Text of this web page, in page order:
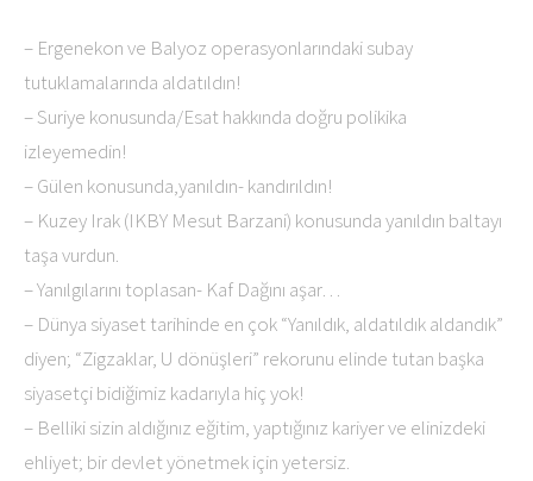
– Ergenekon ve Balyoz operasyonlarındaki subay
tutuklamalarında aldatıldın!
– Suriye konusunda/Esat hakkında doğru polikika
izleyemedin!
– Gülen konusunda,yanıldın- kandırıldın!
– Kuzey Irak (IKBY Mesut Barzani) konusunda yanıldın baltayı
taşa vurdun.
– Yanılgılarını toplasan- Kaf Dağını aşar…
– Dünya siyaset tarihinde en çok “Yanıldık, aldatıldık aldandık”
diyen; “Zigzaklar, U dönüşleri” rekorunu elinde tutan başka
siyasetçi bidiğimiz kadarıyla hiç yok!
– Belliki sizin aldığınız eğitim, yaptığınız kariyer ve elinizdeki
ehliyet; bir devlet yönetmek için yetersiz.